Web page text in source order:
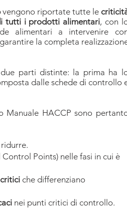
vengono riportate tutte le
tutti i prodotti alimentari, con
alimentari a intervenire
la completa
parti distinte: la prima ha
dalle schede di controllo
Manuale HACCP sono
Points) nelle fasi in cui è
che differenziano
nei punti critici di controllo.